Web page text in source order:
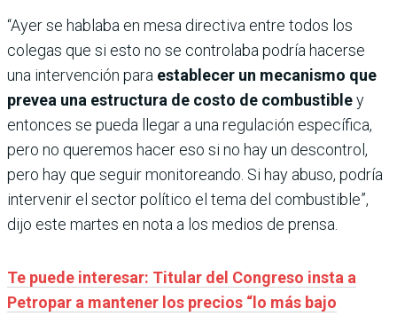
“Ayer se hablaba en mesa directiva entre todos los
colegas que si esto no se controlaba podría hacerse
una intervención para establecer un mecanismo que
prevea una estructura de costo de combustibley
entonces se pueda llegar a una regulación específica,
pero no queremos hacer eso si no hay un descontrol,
pero hay que seguir monitoreando. Si hay abuso, podría
intervenir el sector político el tema del combustible”,
dijo este martes en nota a los medios de prensa.
Te puede interesar: Titular del Congreso insta a
Petropar a mantener los precios “lo más bajo